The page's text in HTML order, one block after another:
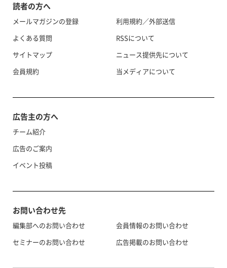
読者の方へ
メールマガジンの登録
よくある質問
サイトマップ
会員規約
利用規約／外部送信
RSSについて
ニュース提供先について
当メディアについて
広告主の方へ
チーム紹介
広告のご案内
イベント投稿
お問い合わせ先
編集部へのお問い合わせ
セミナーのお問い合わせ
会員情報のお問い合わせ
広告掲載のお問い合わせ